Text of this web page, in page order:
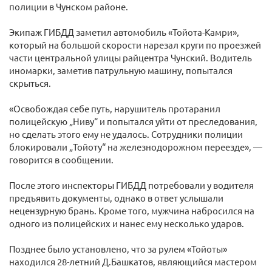
полиции в Чунском районе.
Экипаж ГИБДД заметил автомобиль «Тойота-Камри»,
который на большой скорости нарезал круги по проезжей
части центральной улицы райцентра Чунский. Водитель
иномарки, заметив патрульную машину, попытался
скрыться.
«Освобождая себе путь, нарушитель протаранил
полицейскую „Ниву“ и попытался уйти от преследования,
но сделать этого ему не удалось. Сотрудники полиции
блокировали „Тойоту“ на железнодорожном переезде», —
говорится в сообщении.
После этого инспекторы ГИБДД потребовали у водителя
предъявить документы, однако в ответ услышали
нецензурную брань. Кроме того, мужчина набросился на
одного из полицейских и нанес ему несколько ударов.
Позднее было установлено, что за рулем «Тойоты»
находился 28-летний Д.Башкатов, являющийся мастером